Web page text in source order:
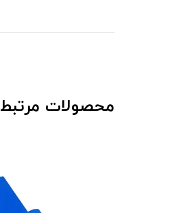
محصولات مرتبط